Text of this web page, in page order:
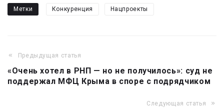
Метки Конкуренция Нацпроекты
Навигация
по
записям
Предыдущая статья
«Очень хотел в РНП — но не получилось»: суд не
поддержал МФЦ Крыма в споре с подрядчиком
Следующая статья